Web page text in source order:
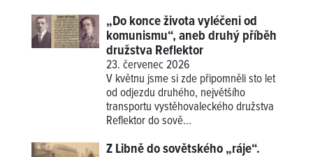
„Do konce života vyléčeni od
komunismu“, aneb druhý příběh
družstva Reflektor
23. červenec 2026
V květnu jsme si zde připomněli sto let
od odjezdu druhého, největšího
transportu vystěhovaleckého družstva
Reflektor do sově...
Z Libně do sovětského „ráje“.